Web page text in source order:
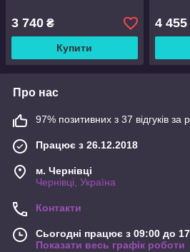
3 740 ₴
Купити
4 455
Про нас
97% позитивних з 37 відгуків за
Працює з 26.12.2018
м. Чернівці
Чернівці, Україна
Контакти
Сьогодні працює з 09:00 до
Показати весь графік роботи